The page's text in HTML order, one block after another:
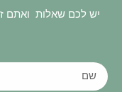
יש לכם שאלות ואתם